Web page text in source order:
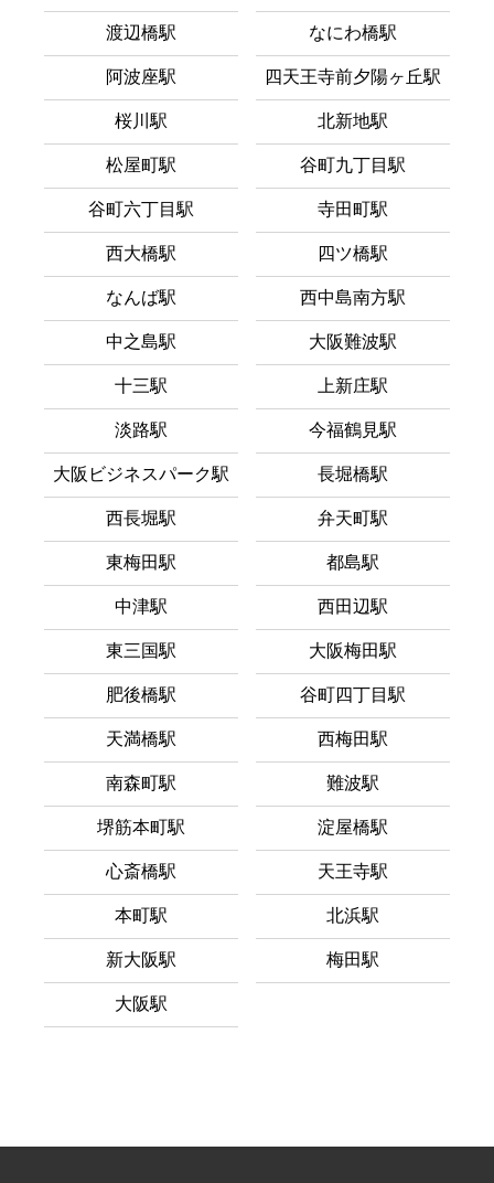
渡辺橋駅 なにわ橋駅
阿波座駅 四天王寺前夕陽ヶ丘駅
桜川駅 北新地駅
松屋町駅 谷町九丁目駅
谷町六丁目駅 寺田町駅
西大橋駅 四ツ橋駅
なんば駅 西中島南方駅
中之島駅 大阪難波駅
十三駅 上新庄駅
淡路駅 今福鶴見駅
大阪ビジネスパーク駅 長堀橋駅
西長堀駅 弁天町駅
東梅田駅 都島駅
中津駅 西田辺駅
東三国駅 大阪梅田駅
肥後橋駅 谷町四丁目駅
天満橋駅 西梅田駅
南森町駅 難波駅
堺筋本町駅 淀屋橋駅
心斎橋駅 天王寺駅
本町駅 北浜駅
新大阪駅 梅田駅
大阪駅